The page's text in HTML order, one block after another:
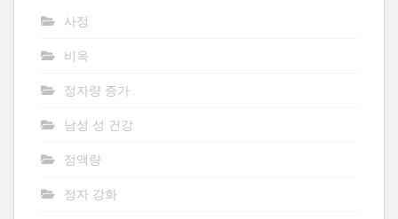
사정
비옥
정자량 증가
남성 성 건강
정액량
정자 강화